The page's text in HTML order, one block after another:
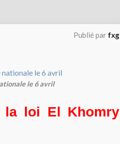
Publié par fxg
le 6 avril
la loi El Khomry